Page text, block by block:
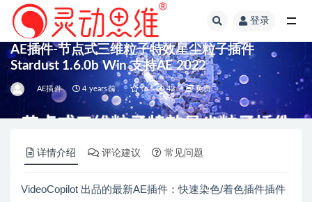
登录
AE插件-节点式三维粒子特效星尘粒子插件
Stardust 1.6.0b Win 支持AE 2022
AE插件 4 years前 . 0 43 免费
详情介绍 评论建议 常见问题
VideoCopilot 出品的最新AE插件：快速染色/着色插件插件
全部